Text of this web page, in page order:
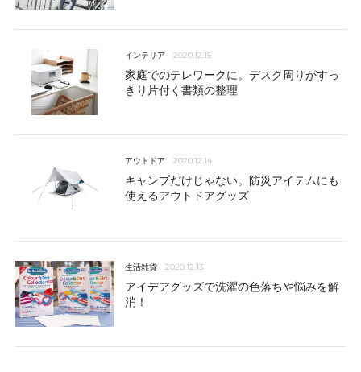
インテリア 2020.12.15
家庭でのテレワークに。デスク周りがすっ
きり片付く書類の整理
アウトドア 2020.12.14
キャンプだけじゃない。防災アイテムにも
使えるアウトドアグッズ
生活雑貨 2020.12.13
アイデアグッズで洗濯の色落ちや悩みを解
消！